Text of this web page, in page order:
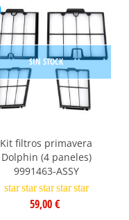
SIN STOCK
Kit filtros primavera
Dolphin (4 paneles)
9991463-ASSY
star star star star star
59,00 €